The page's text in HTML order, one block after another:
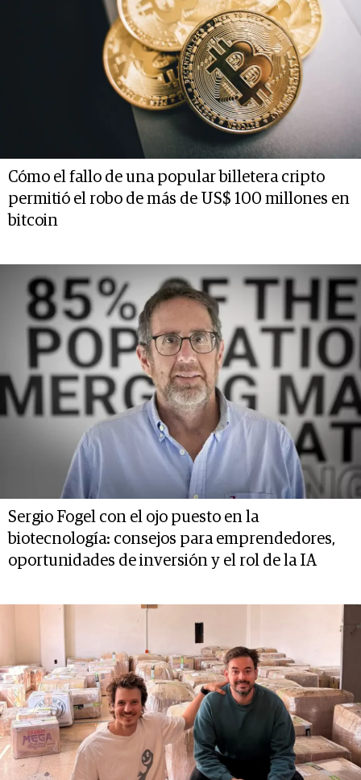
Cómo el fallo de una popular billetera cripto
permitió el robo de más de US$ 100 millones en
bitcoin
Sergio Fogel con el ojo puesto en la
biotecnología: consejos para emprendedores,
oportunidades de inversión y el rol de la IA